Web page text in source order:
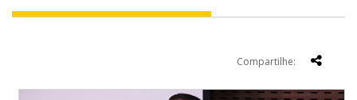
Compartilhe: